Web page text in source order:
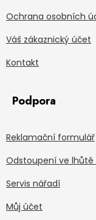
Ochrana osobních
Váš zákaznický účet
Kontakt
Podpora
Reklamační formulář
Odstoupení ve lhůtě
Servis nářadí
Můj účet